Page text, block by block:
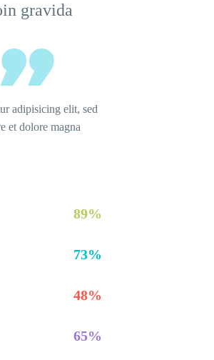
gravida
adipisicing elit, sed
et dolore magna
89%
73%
48%
65%